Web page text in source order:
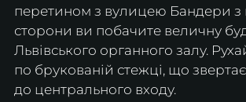
перетином з вулицею Бандери з
сторони ви побачите величну
Львівського органного залу.
по брукованій стежці, що
до центрального входу.